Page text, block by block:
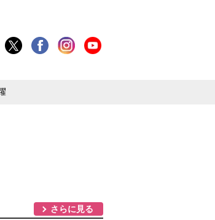
さらに見る